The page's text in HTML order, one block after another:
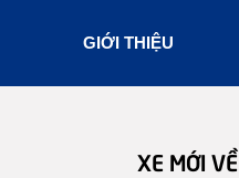
GIỚI THIỆU
XE MỚI VỀ